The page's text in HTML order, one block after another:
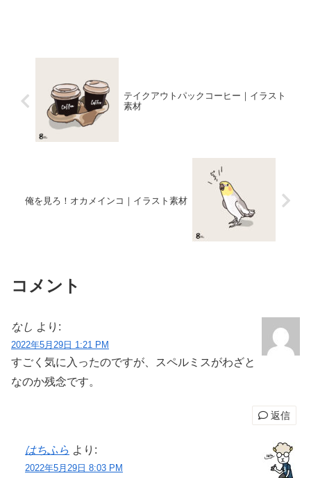
テイクアウトパックコーヒー｜イラスト
素材
俺を見ろ！オカメインコ｜イラスト素材
コメント
なし より:
2022年5月29日 1:21 PM
すごく気に入ったのですが、スペルミスがわざと
なのか残念です。
返信
はちふら より:
2022年5月29日 8:03 PM